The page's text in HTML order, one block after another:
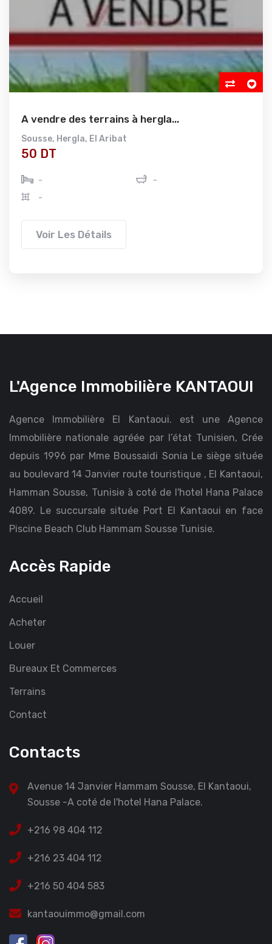
A vendre des terrains à hergla...
Sousse, Hergla, El Aribat
50 DT
-
-
-
Voir Les Détails
L'Agence Immobilière KANTAOUI
Agence Immobilière El Kantaoui. est une Agence
Immobilière nationale agréée par l’état Tunisien, Crée
depuis 1996 par Mme Boussaidi Sonia Le siège située
au boulevard 14 Janvier route touristique , El Kantaoui,
Hamman Sousse, Tunisie à coté de l'hotel Hana Palace
4089. Le succursale située Port El Kantaoui en face
Piscine Beach Club Hammam Sousse Tunisie.
Accès Rapide
Accueil
Acheter
Louer
Bureaux Et Commerces
Terrains
Contact
Contacts
Avenue 14 Janvier Hammam Sousse, El Kantaoui,
Sousse -A coté de l'hotel Hana Palace.
+216 98 404 112
+216 23 404 112
+216 50 404 583
kantaouimmo@gmail.com